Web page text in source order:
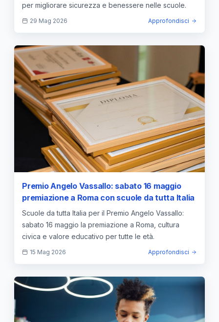
per migliorare sicurezza e benessere nelle scuole.
29 Mag 2026 Approfondisci
Premio Angelo Vassallo: sabato 16 maggio
premiazione a Roma con scuole da tutta Italia
Scuole da tutta Italia per il Premio Angelo Vassallo:
sabato 16 maggio la premiazione a Roma, cultura
civica e valore educativo per tutte le età.
15 Mag 2026 Approfondisci